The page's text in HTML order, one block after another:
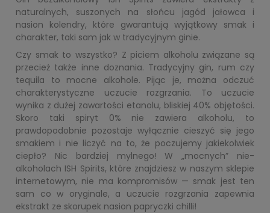
naturalnych, suszonych na słońcu jagód jałowca i
nasion kolendry, które gwarantują wyjątkowy smak i
charakter, taki sam jak w tradycyjnym ginie.
Czy smak to wszystko? Z piciem alkoholu związane są
przecież także inne doznania. Tradycyjny gin, rum czy
tequila to mocne alkohole. Pijąc je, można odczuć
charakterystyczne uczucie rozgrzania. To uczucie
wynika z dużej zawartości etanolu, bliskiej 40% objętości.
Skoro taki spiryt 0% nie zawiera alkoholu, to
prawdopodobnie pozostaje wyłącznie cieszyć się jego
smakiem i nie liczyć na to, że poczujemy jakiekolwiek
ciepło? Nic bardziej mylnego! W „mocnych” nie-
alkoholach ISH Spirits, które znajdziesz w naszym sklepie
internetowym, nie ma kompromisów — smak jest ten
sam co w oryginale, a uczucie rozgrzania zapewnia
ekstrakt ze skorupek nasion papryczki chilli!